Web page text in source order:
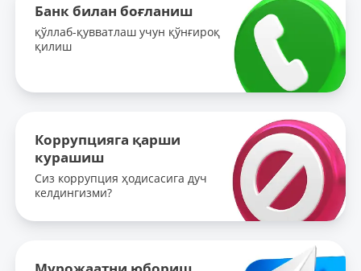
Банк билан боғланиш
қўллаб-қувватлаш учун қўнғироқ
қилиш
Коррупцияга қарши
курашиш
Сиз коррупция ҳодисасига дуч
келдингизми?